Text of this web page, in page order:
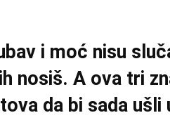
i moć nisu
nosiš. A ova tri
da bi sada ušli